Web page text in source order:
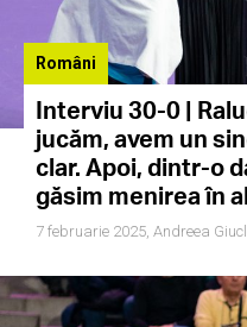
Români
Interviu 30-0 |
jucăm, avem un
clar. Apoi, dintr-o
găsim menirea în
7 februarie 2025, Andreea